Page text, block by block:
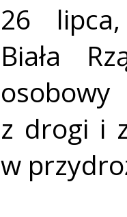
26
Biała
z drogi i
w